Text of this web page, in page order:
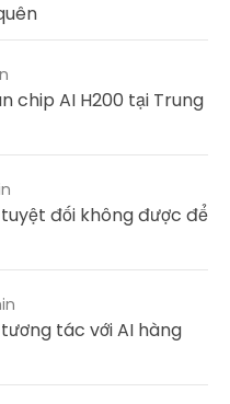
chip AI H200 tại Trung
đối không được để
tương tác với AI hàng